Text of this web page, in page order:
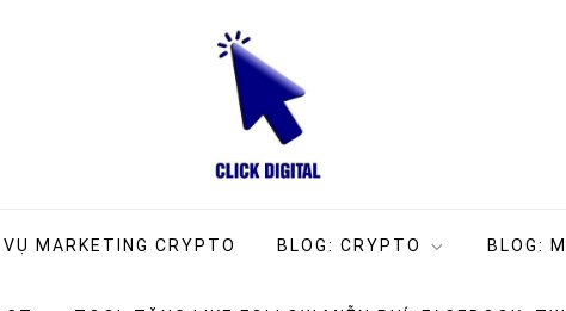
VỤ MARKETING CRYPTO BLOG: CRYPTO BLOG: